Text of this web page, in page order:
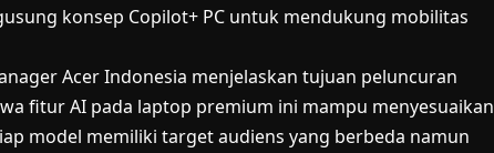
konsep Copilot+ PC untuk mendukung mobilitas
Acer Indonesia menjelaskan tujuan peluncuran
fitur AI pada laptop premium ini mampu menyesuaikan
model memiliki target audiens yang berbeda namun